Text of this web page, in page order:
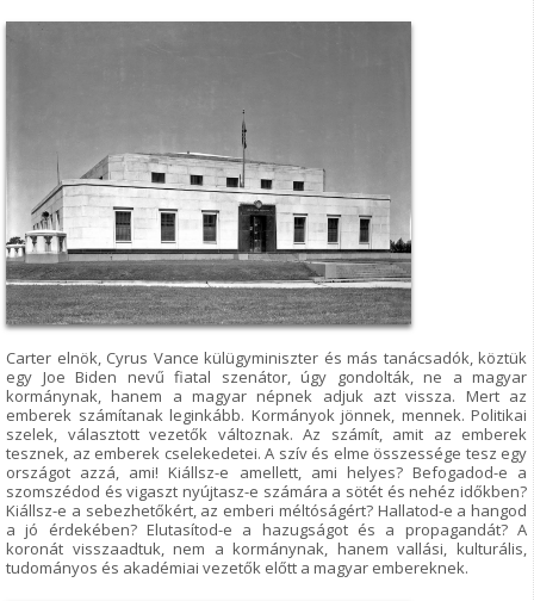
Carter elnök, Cyrus Vance külügyminiszter és más tanácsadók, köztük
egy Joe Biden nevű fiatal szenátor, úgy gondolták, ne a magyar
kormánynak, hanem a magyar népnek adjuk azt vissza. Mert az
emberek számítanak leginkább. Kormányok jönnek, mennek. Politikai
szelek, választott vezetők változnak. Az számít, amit az emberek
tesznek, az emberek cselekedetei. A szív és elme összessége tesz egy
országot azzá, ami! Kiállsz-e amellett, ami helyes? Befogadod-e a
szomszédod és vigaszt nyújtasz-e számára a sötét és nehéz időkben?
Kiállsz-e a sebezhetőkért, az emberi méltóságért? Hallatod-e a hangod
a jó érdekében? Elutasítod-e a hazugságot és a propagandát? A
koronát visszaadtuk, nem a kormánynak, hanem vallási, kulturális,
tudományos és akadémiai vezetők előtt a magyar embereknek.